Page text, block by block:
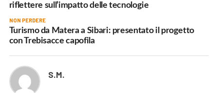
riflettere sull’impatto delle tecnologie
NON PERDERE
Turismo da Matera a Sibari: presentato il progetto
con Trebisacce capofila
S.M.